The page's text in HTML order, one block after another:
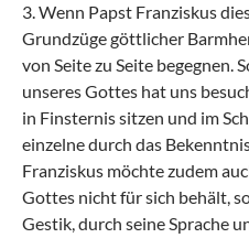
3. Wenn Papst Franziskus
Grundzüge göttlicher
von Seite zu Seite begegnen.
unseres Gottes hat uns
in Finsternis sitzen und im
einzelne durch das
Franziskus möchte zudem
Gottes nicht für sich behält,
Gestik, durch seine Sprache